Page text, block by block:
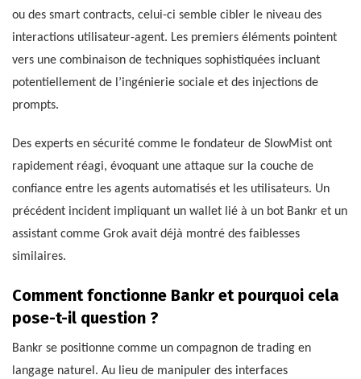
ou des smart contracts, celui-ci semble cibler le niveau des
interactions utilisateur-agent. Les premiers éléments pointent
vers une combinaison de techniques sophistiquées incluant
potentiellement de l’ingénierie sociale et des injections de
prompts.
Des experts en sécurité comme le fondateur de SlowMist ont
rapidement réagi, évoquant une attaque sur la couche de
confiance entre les agents automatisés et les utilisateurs. Un
précédent incident impliquant un wallet lié à un bot Bankr et un
assistant comme Grok avait déjà montré des faiblesses
similaires.
Comment fonctionne Bankr et pourquoi cela
pose-t-il question ?
Bankr se positionne comme un compagnon de trading en
langage naturel. Au lieu de manipuler des interfaces